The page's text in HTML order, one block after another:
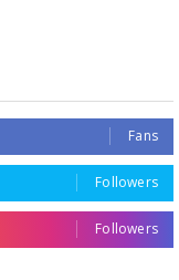
Fans
Followers
Followers